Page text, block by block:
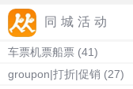
同城活动
车票机票船票 (41)
groupon|打折|促销 (27)